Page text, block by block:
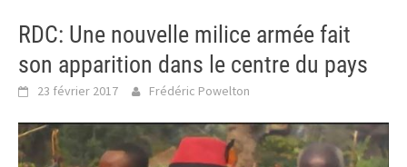
RDC: Une nouvelle milice armée fait
son apparition dans le centre du pays
23 février 2017 Frédéric Powelton